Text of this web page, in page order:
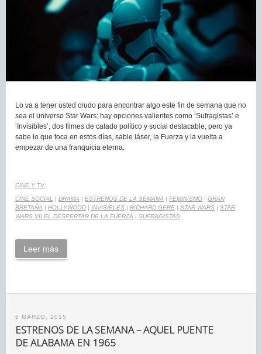
Lo va a tener usted crudo para encontrar algo este fin de semana que no
sea el universo Star Wars: hay opciones valientes como ‘Sufragistas’ e
‘Invisibles’, dos filmes de calado político y social destacable, pero ya
sabe lo que toca en estos días, sable láser, la Fuerza y la vuelta a
empezar de una franquicia eterna.
CINE Y TV
CINE SOCIAL | DRAMA | ESTRENOS DE LA SEMANA | FEMINISMO | GRAN
BRETAÑA | HOLLYWOOD | INVISIBLES | RICHARD GERE | STAR WARS | STAR
WARS VII EL DESPERTAR DE LA FUERZA | SUFRAGISTAS
Leer más
6 MARZO, 2015
ESTRENOS DE LA SEMANA – AQUEL PUENTE
DE ALABAMA EN 1965